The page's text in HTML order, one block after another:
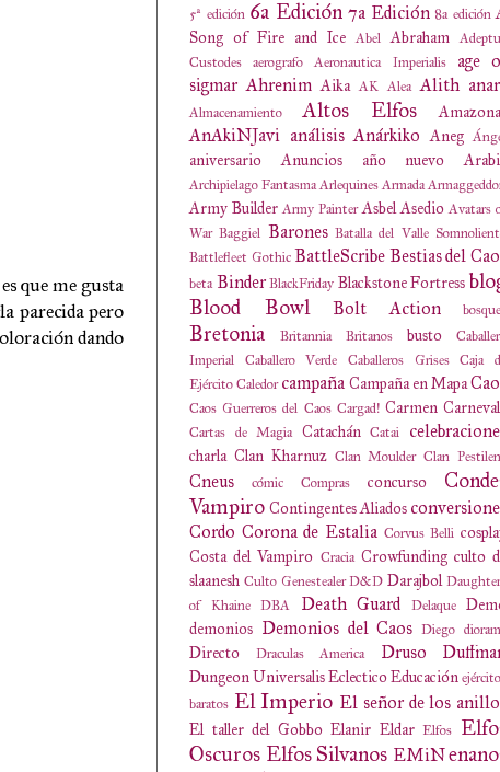
que me gusta
parecida pero
dando
5ª edición 6a Edición 7a Edición 8a edición
Song of Fire and Ice Abel Abraham
Custodes
aerografo Aeronautica Imperialis
age
sigmar Ahrenim Aika AK Alea Alith
Almacenamiento Altos Elfos
AnAkiNJavi análisis Anárkiko Aneg
aniversario Anuncios año nuevo
Archipielago FantasmaArlequinesArmada
Army Builder Army Painter Asbel Asedio Avatars
War Baggiel Barones Batalla del Valle
Battlefleet Gothic BattleScribe Bestias del
beta Binder BlackFriday Blackstone Fortress
Blood Bowl
Bolt Action
Bretonia Britannia Britanos busto
Imperial
Caballero Verde Caballeros Grises
Caja
EjércitoCaledor campaña Campaña en Mapa
Caos Guerreros del Caos Cargad! Carmen
Cartas de Magia Catachán Catai
charla Clan Kharnuz Clan Moulder Clan
Cneus cómic Compras concurso
Vampiro Contingentes Aliados
Cordo Corona de Estalia Corvus Belli
Costa del Vampiro Cracia Crowfunding culto
slaanesh Culto Genestealer D&D Darajbol
of Khaine DBA Death Guard Delaque
demonios Demonios del Caos Diego
Directo Draculas America Druso
Dungeon UniversalisEclecticoEducación
baratos El Imperio El señor de los
El taller del Gobbo Elanir Eldar Elfos
Oscuros Elfos Silvanos EMiN